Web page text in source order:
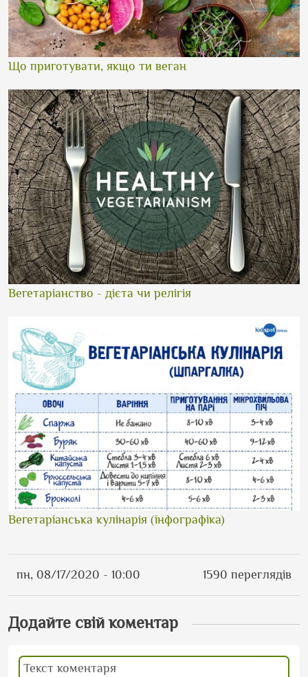
Що приготувати, якщо ти веган
Вегетаріанство - дієта чи релігія
Вегетаріанська кулінарія (інфографіка)
пн, 08/17/2020 - 10:00 1590 переглядів
Додайте свій коментар